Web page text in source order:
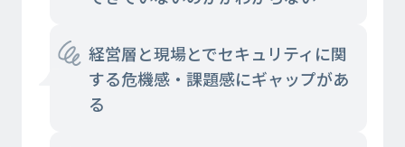
経営層と現場とでセキュリティに関
する危機感・課題感にギャップがあ
る